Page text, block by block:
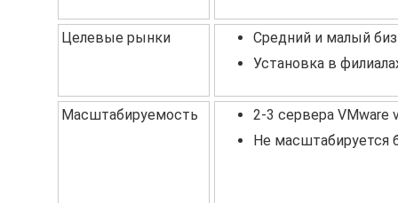
Целевые рынки
Средний и малый
Установка в
Масштабируемость
2-3 сервера VMware
Не масштабируется